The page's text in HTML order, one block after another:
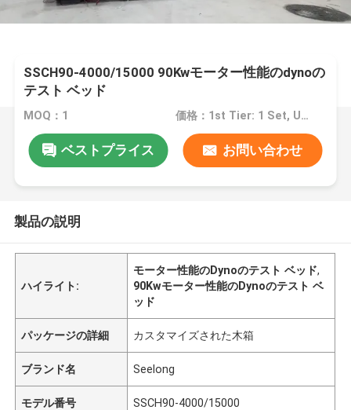
SSCH90-4000/15000 90Kwモーター性能のdynoの
テスト ベッド
MOQ：1 価格：1st Tier: 1 Set, Unit Price USD 3.00 2nd Tier: 2-5 Sets, Unit Price USD 2.00 3rd Tier: Over 5 Sets, Unit Price USD 1.00
ベストプライス お問い合わせ
製品の説明
ハイライト:
モーター性能のDynoのテスト ベッド,
90Kwモーター性能のDynoのテスト ベ
ッド
パッケージの詳細 カスタマイズされた木箱
ブランド名 Seelong
モデル番号 SSCH90-4000/15000